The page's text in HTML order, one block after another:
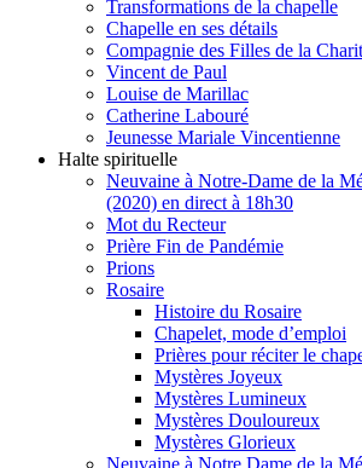
Transformations de la chapelle
Chapelle en ses détails
Compagnie des Filles de la
Vincent de Paul
Louise de Marillac
Catherine Labouré
Jeunesse Mariale Vincentienne
Halte spirituelle
Neuvaine à Notre-Dame de la
(2020) en direct à 18h30
Mot du Recteur
Prière Fin de Pandémie
Prions
Rosaire
Histoire du Rosaire
Chapelet, mode d’emploi
Prières pour réciter le
Mystères Joyeux
Mystères Lumineux
Mystères Douloureux
Mystères Glorieux
Neuvaine à Notre Dame de la